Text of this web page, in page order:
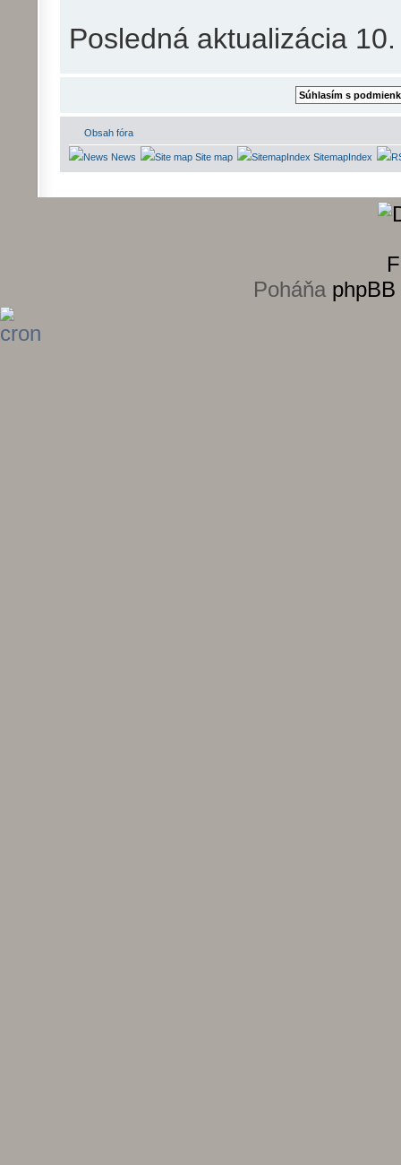
Posledná aktualizácia
Obsah fóra
News Site map SitemapIndex
Poháňa phpBB